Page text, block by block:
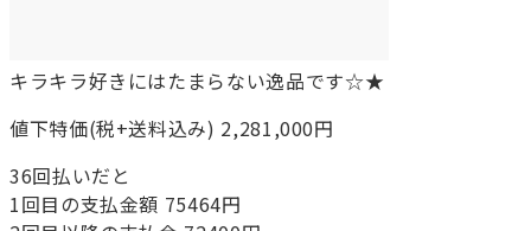
キラキラ好きにはたまらない逸品です☆★
値下特価(税+送料込み) 2,281,000円
36回払いだと
1回目の支払金額 75464円